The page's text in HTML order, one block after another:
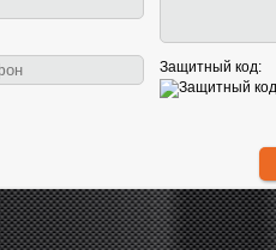
Защитный код: